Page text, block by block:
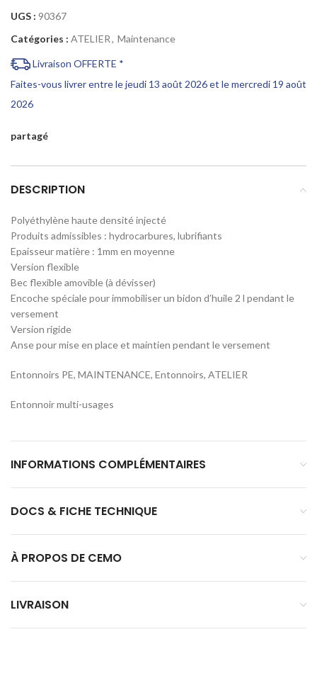
UGS : 90367
Catégories : ATELIER, Maintenance
Livraison OFFERTE *
Faites-vous livrer entre le jeudi 13 août 2026 et le mercredi 19 août
2026
partagé
DESCRIPTION
Polyéthylène haute densité injecté
Produits admissibles : hydrocarbures, lubrifiants
Epaisseur matière : 1mm en moyenne
Version flexible
Bec flexible amovible (à dévisser)
Encoche spéciale pour immobiliser un bidon d’huile 2 l pendant le
versement
Version rigide
Anse pour mise en place et maintien pendant le versement
Entonnoirs PE, MAINTENANCE, Entonnoirs, ATELIER
Entonnoir multi-usages
INFORMATIONS COMPLÉMENTAIRES
DOCS & FICHE TECHNIQUE
À PROPOS DE CEMO
LIVRAISON